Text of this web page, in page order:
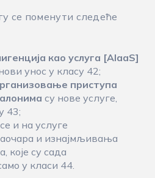
се поменути следеће
као услуга [AIaaS]
унос у класу 42;
приступа
су нове услуге,
43;
и на услуге
и изнајмљивања
које су сада
у класи 44.